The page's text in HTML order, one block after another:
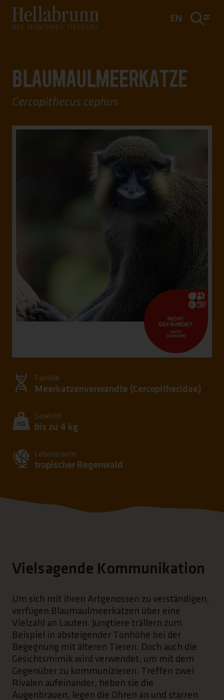
Hauptinhalt
Fußbereich
EN
BLAUMAULMEERKATZE
Cercopithecus cephus
Familie
Meerkatzenverwandte (Cercopithecidae)
Gewicht
bis zu 4 kg
Lebensraum
tropischer Regenwald
Vielsagende Kommunikation
Um sich mit ihren Artgenossen zu verständigen,
verfügen Blaumaulmeerkatzen über eine
Vielzahl an Lauten. Jungtiere trällern zum
Beispiel in absteigender Tonhöhe bei der
Begegnung mit älteren Tieren. Doch auch die
Gesichtsmimik wird verwendet, um mit dem
Gegenüber zu kommunizieren. Treffen zwei
Rivalen aufeinander, heben sie die
Augenbrauen, legen die Ohren an und starren